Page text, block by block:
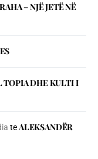
– NJЁ JETЁ NЁ
TOPIA DHE KULTI I
teALEKSANDËR